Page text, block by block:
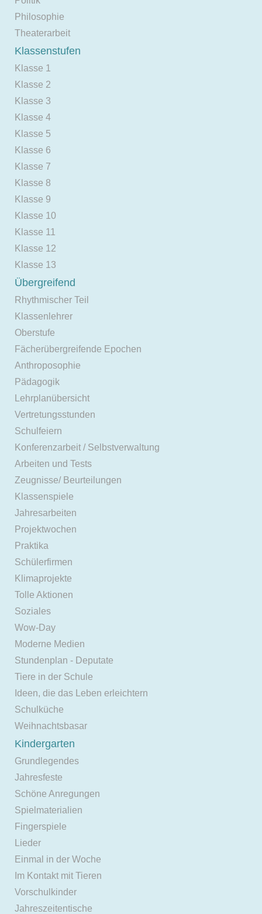
Philosophie
Theaterarbeit
Klassenstufen
Klasse 1
Klasse 2
Klasse 3
Klasse 4
Klasse 5
Klasse 6
Klasse 7
Klasse 8
Klasse 9
Klasse 10
Klasse 11
Klasse 12
Klasse 13
Übergreifend
Rhythmischer Teil
Klassenlehrer
Oberstufe
Fächerübergreifende Epochen
Anthroposophie
Pädagogik
Lehrplanübersicht
Vertretungsstunden
Schulfeiern
Konferenzarbeit / Selbstverwaltung
Arbeiten und Tests
Zeugnisse/ Beurteilungen
Klassenspiele
Jahresarbeiten
Projektwochen
Praktika
Schülerfirmen
Klimaprojekte
Tolle Aktionen
Soziales
Wow-Day
Moderne Medien
Stundenplan - Deputate
Tiere in der Schule
Ideen, die das Leben erleichtern
Schulküche
Weihnachtsbasar
Kindergarten
Grundlegendes
Jahresfeste
Schöne Anregungen
Spielmaterialien
Fingerspiele
Lieder
Einmal in der Woche
Im Kontakt mit Tieren
Vorschulkinder
Jahreszeitentische